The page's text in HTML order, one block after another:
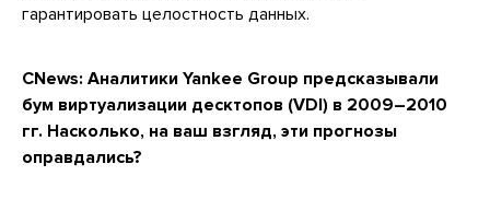
гарантировать целостность данных.
CNews: Аналитики Yankee Group предсказывали
бум виртуализации десктопов (VDI) в 2009–2010
гг. Насколько, на ваш взгляд, эти прогнозы
оправдались?